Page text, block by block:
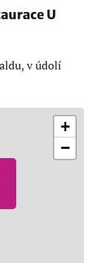
U
v údolí
+
−